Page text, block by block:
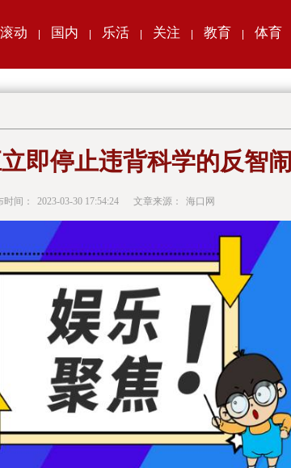
滚动 国内 乐活 关注 教育 体育
即停止违背科学的反智闹
时间： 2023-03-30 17:54:24 文章来源： 海口网